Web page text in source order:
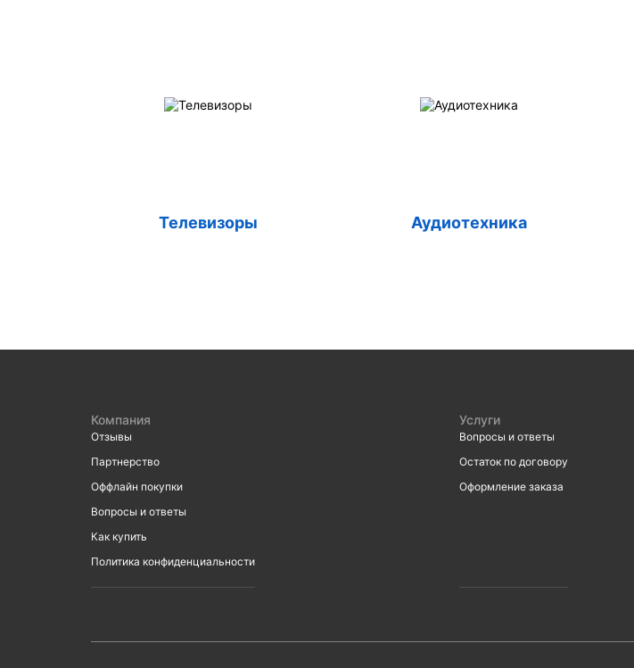
Телевизоры Аудиотехника
Компания
Отзывы
Партнерство
Оффлайн покупки
Вопросы и ответы
Как купить
Политика конфиденциальности
Услуги
Вопросы и ответы
Остаток по договору
Оформление заказа